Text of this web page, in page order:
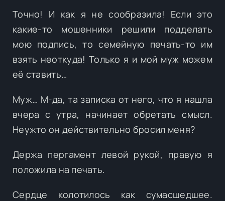
Точно! И как я не сообразила! Если это
какие-то мошенники решили подделать
мою подпись, то семейную печать-то им
взять неоткуда! Только я и мой муж можем
её ставить…
Муж… М-да, та записка от него, что я нашла
вчера с утра, начинает обретать смысл.
Неужто он действительно бросил меня?
Держа пергамент левой рукой, правую я
положила на печать.
Сердце колотилось как сумасшедшее.